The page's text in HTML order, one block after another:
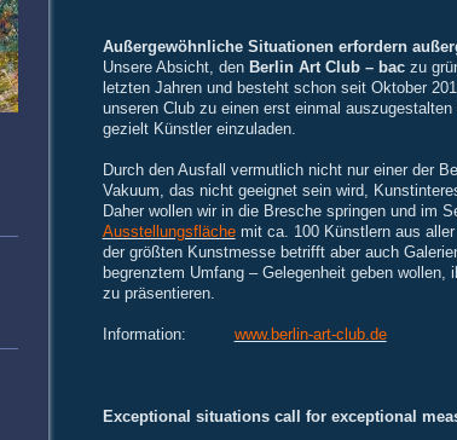
Außergewöhnliche Situationen erfordern
Unsere Absicht, den Berlin Art Club – baczu
letzten Jahren und besteht schon seit Oktober
unseren Club zu einen erst einmal
gezielt Künstler einzuladen.
Durch den Ausfall vermutlich nicht nur einer der
Vakuum, das nicht geeignet sein wird,
Daher wollen wir in die Bresche springen und im
Ausstellungsflächemit ca. 100 Künstlern aus aller
der größten Kunstmesse betrifft aber auch
begrenztem Umfang – Gelegenheit geben
zu präsentieren.
Information: www.berlin-art-club.de
Exceptional situations call for exceptional